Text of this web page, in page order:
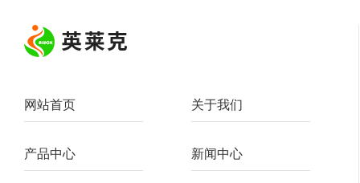
液面。吸液时缓慢松开控制器，...
网站首页 关于我们
产品中心 新闻中心